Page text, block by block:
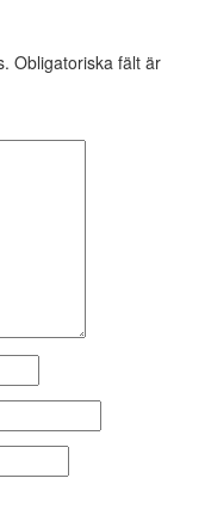
Obligatoriska fält är